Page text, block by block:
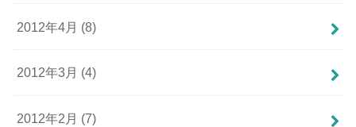
2012年4月 (8)
2012年3月 (4)
2012年2月 (7)